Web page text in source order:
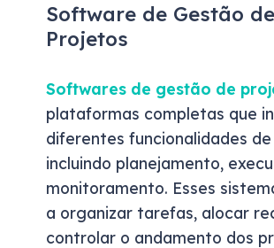
Software de Gestão de
Projetos
Softwares de gestão de
plataformas completas que
diferentes funcionalidades
incluindo planejamento,
monitoramento. Esses
a organizar tarefas, alocar
controlar o andamento dos